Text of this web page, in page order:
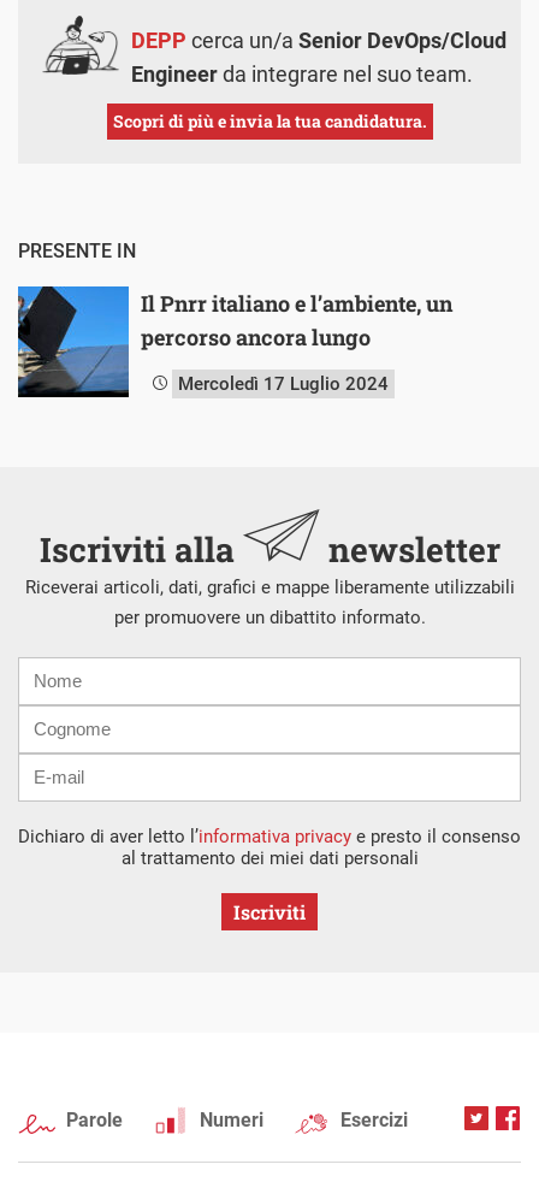
DEPP cerca un/a Senior DevOps/Cloud
Engineerda integrare nel suo team.
Scopri di più e invia la tua candidatura.
PRESENTE IN
Il Pnrr italiano e l’ambiente, un
percorso ancora lungo
Mercoledì 17 Luglio 2024
Iscriviti alla newsletter
Riceverai articoli, dati, grafici e mappe liberamente utilizzabili
per promuovere un dibattito informato.
mail
Dichiaro di aver letto l’informativa privacy e presto il consenso
al trattamento dei miei dati personali
Iscriviti
Parole Numeri Esercizi